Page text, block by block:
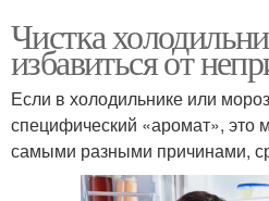
Чистка
избавиться от
Если в холодильнике или
специфический «аромат», это
самыми разными причинами,